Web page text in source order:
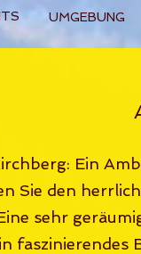
Ein
Sie den
sehr
UMGEBUNG